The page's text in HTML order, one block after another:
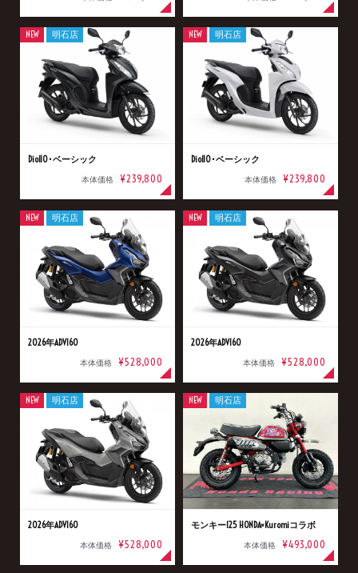
Dio110･ベーシック
本体価格 ¥239,800
NEW 明石店
Dio110･ベーシック
本体価格 ¥239,800
NEW 明石店
2026年ADV160
本体価格 ¥528,000
NEW 明石店
2026年ADV160
本体価格 ¥528,000
NEW 明石店
2026年ADV160
本体価格 ¥528,000
NEW 明石店
モンキー125 HONDA×Kuromiコラボ
本体価格 ¥493,000
NEW 明石店